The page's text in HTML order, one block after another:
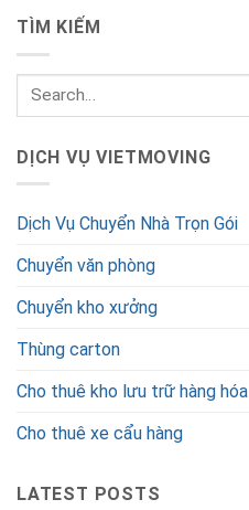
TÌM KIẾM
DỊCH VỤ VIETMOVING
Dịch Vụ Chuyển Nhà Trọn Gói
Chuyển văn phòng
Chuyển kho xưởng
Thùng carton
Cho thuê kho lưu trữ hàng hóa
Cho thuê xe cẩu hàng
LATEST POSTS